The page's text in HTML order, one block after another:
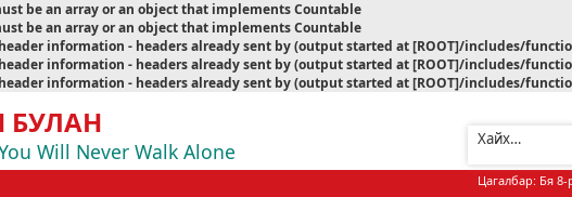
be an array or an object that implements Countable
be an array or an object that implements Countable
information - headers already sent by (output started at [ROOT]/includes/
information - headers already sent by (output started at [ROOT]/includes/
information - headers already sent by (output started at [ROOT]/includes/
БУЛАН
Will Never Walk Alone
Цагалбар: Бя